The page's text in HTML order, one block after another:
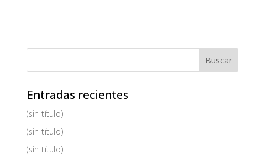
Entradas recientes
(sin título)
(sin título)
(sin título)